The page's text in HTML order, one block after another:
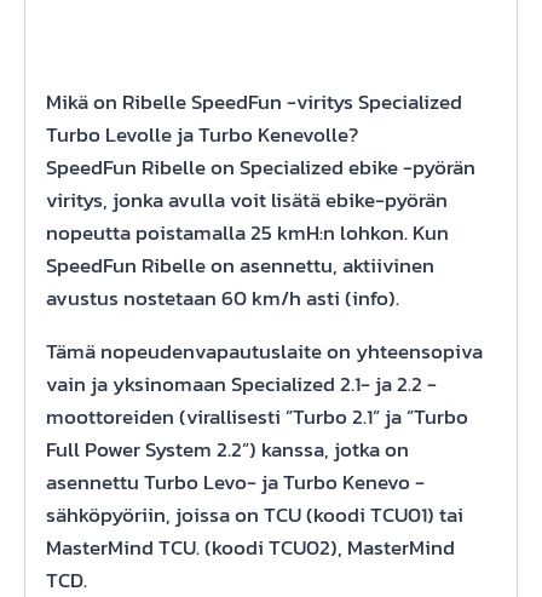
and
Turbo
Tero
määrä
Mikä on Ribelle SpeedFun -viritys Specialized
Turbo Levolle ja Turbo Kenevolle?
SpeedFun Ribelle on Specialized ebike -pyörän
viritys, jonka avulla voit lisätä ebike-pyörän
nopeutta poistamalla 25 kmH:n lohkon. Kun
SpeedFun Ribelle on asennettu, aktiivinen
avustus nostetaan 60 km/h asti (info).
Tämä nopeudenvapautuslaite on yhteensopiva
vain ja yksinomaan Specialized 2.1- ja 2.2 -
moottoreiden (virallisesti ”Turbo 2.1” ja ”Turbo
Full Power System 2.2”) kanssa, jotka on
asennettu Turbo Levo- ja Turbo Kenevo -
sähköpyöriin, joissa on TCU (koodi TCU01) tai
MasterMind TCU. (koodi TCU02), MasterMind
TCD.